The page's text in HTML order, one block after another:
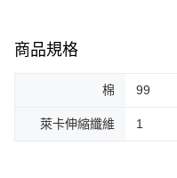
商品規格
棉 99
萊卡伸縮纖維 1